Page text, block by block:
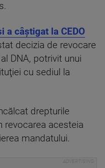
a câştigat la CEDO
decizia de revocare
DNA, potrivit unui
cu sediul la
drepturile
revocarea acesteia
mandatului.